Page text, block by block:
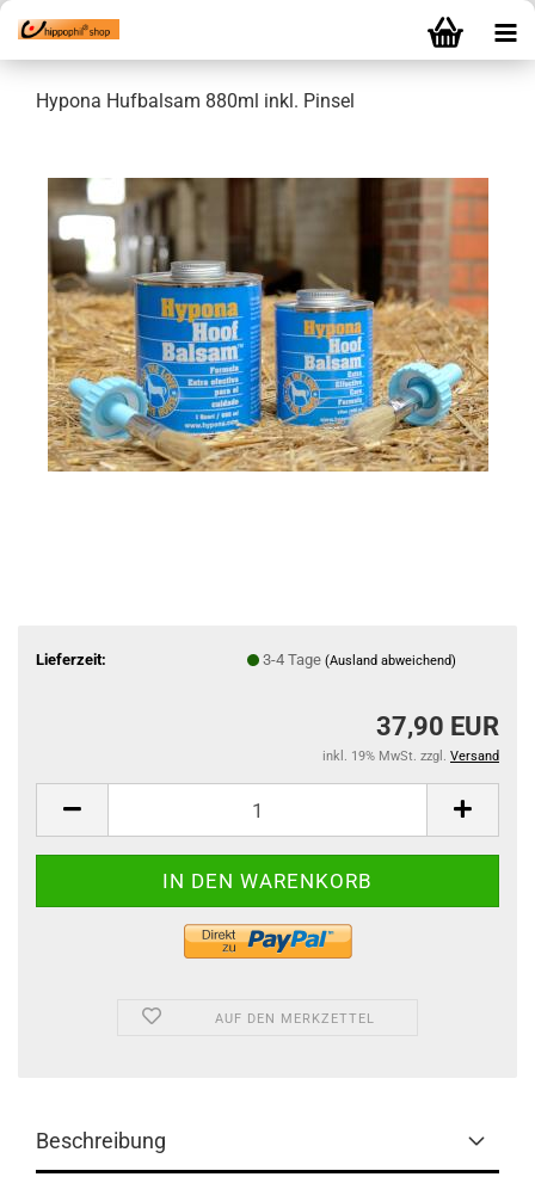
Hypona Hufbalsam 880ml inkl. Pinsel
Lieferzeit: 3-4 Tage (Ausland abweichend)
37,90 EUR
inkl. 19% MwSt. zzgl. Versand
AUF DEN MERKZETTEL
Beschreibung